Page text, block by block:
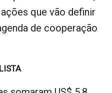
que vão definir
de cooperação